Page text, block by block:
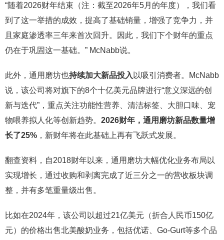
“随着2026财年结束（注：截至2026年5月的年度），我们看
到了这一举措的成效，提高了基础销量，增强了竞争力，并
且家庭渗透率三年来首次回升。因此，我们下个财年的重点
仍在于巩固这一基础。” McNabb说。
此外，通用磨坊也持续加大新品投入 以吸引消费者。McNabb
说，该公司将对旗下的8个十亿美元品牌进行“意义深远的创
新与迭代”，重点关注功能性营养、清洁标签、大胆口味、宠
物喂养拟人化等创新趋势。 2026财年，通用磨坊新品数量增
长了25% ，新财年将在此基础上再有飞跃式发展。
翻查资料，自2018财年以来，通用磨坊大幅优化业务布局以
实现增长，通过收购和剥离完成了近三分之一的营收板块调
整，并有多笔重量级出售。
比如在2024年，该公司以超过21亿美元（折合人民币150亿
元）的价格出售北美酸奶业务，包括优诺、Go-Gurt等多个品